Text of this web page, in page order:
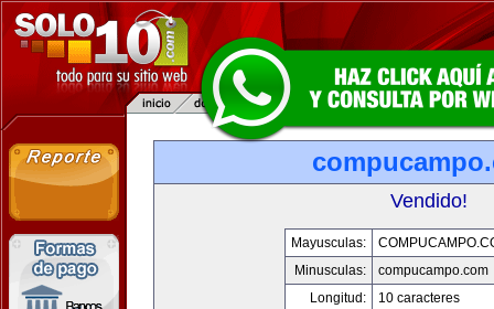
Vendido!
Mayusculas:
Minusculas:
compucampo.com
Longitud:
10 caracteres